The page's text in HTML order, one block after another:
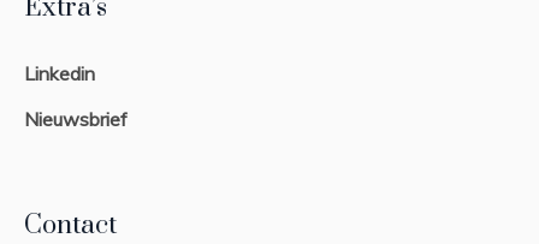
Extra’s
Linkedin
Nieuwsbrief
Contact